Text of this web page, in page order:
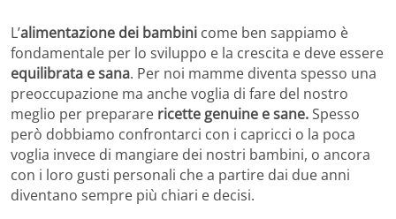
L’alimentazione dei bambini come ben sappiamo è
fondamentale per lo sviluppo e la crescita e deve essere
equilibrata e sana. Per noi mamme diventa spesso una
preoccupazione ma anche voglia di fare del nostro
meglio per preparare ricette genuine e sane.Spesso
però dobbiamo confrontarci con i capricci o la poca
voglia invece di mangiare dei nostri bambini, o ancora
con i loro gusti personali che a partire dai due anni
diventano sempre più chiari e decisi.